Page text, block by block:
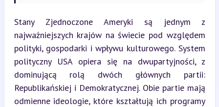
Stany Zjednoczone Ameryki są jednym z
najważniejszych krajów na świecie pod względem
polityki, gospodarki i wpływu kulturowego. System
polityczny USA opiera się na dwupartyjności, z
dominującą rolą dwóch głównych partii:
Republikańskiej i Demokratycznej. Obie partie mają
odmienne ideologie, które kształtują ich programy